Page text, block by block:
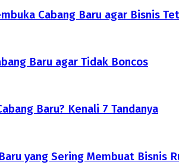
Cabang Baru agar Bisnis
Baru agar Tidak Boncos
Baru? Kenali 7 Tandanya
yang Sering Membuat Bisnis